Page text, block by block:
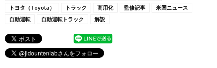
トヨタ（Toyota）
トラック 商用化 監修記事
米国ニュース
自動運転
自動運転トラック 解説